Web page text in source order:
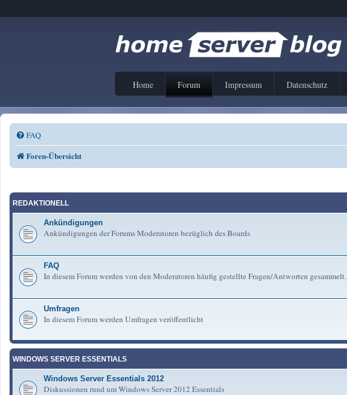
Home Forum Impressum Datenschutz
FAQ
Foren-Übersicht
REDAKTIONELL
Ankündigungen
Ankündigungen der Forums Moderatoren bezüglich des Boards
FAQ
In diesem Forum werden von den Moderatoren häufig gestellte Fragen/Antworten gesammelt.
Umfragen
In diesem Forum werden Umfragen veröffentlicht
WINDOWS SERVER ESSENTIALS
Windows Server Essentials 2012
Diskussionen rund um Windows Server 2012 Essentials